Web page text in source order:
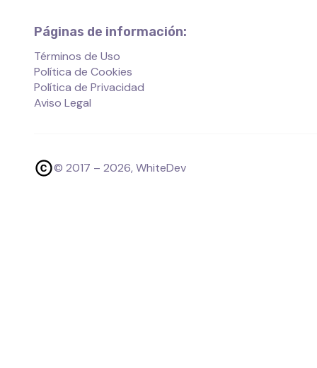
Páginas de información:
Términos de Uso
Política de Cookies
Política de Privacidad
Aviso Legal
© 2017 – 2026, WhiteDev